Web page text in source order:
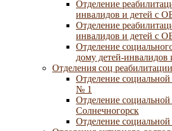
Отделение
инвалидов и детей с
Отделение
инвалидов и детей с
Отделение
дому детей-
Отделения соц реабилитации
Отделение
№ 1
Отделение
Солнечногорск
Отделение